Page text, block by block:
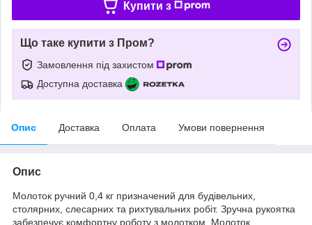
Купити з
Що таке купити з Пром?
Замовлення під захистом
Доступна доставка
Опис Доставка Оплата Умови повернення
Опис
Молоток ручний 0,4 кг призначений для будівельних,
столярних, слесарних та рихтувальних робіт. Зручна рукоятка
забезпечує комфортну роботу з молотком. Молоток